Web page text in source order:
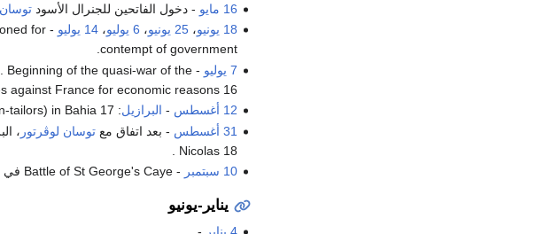
16 مايو
- دخول الفاتحين للجنرال الأسودتوسان
18 يونيو
،25 يونيو ، 6 يوليو ،14 يوليو
for
contempt of government.
7 يوليو
Beginning of the quasi-war of the
against France for economic reasons 16 .
12 أغسطس
- البرازيل: revolution of alfaiates (craftsmen-tailors) in Bahia 17 .
31 أغسطس
- بعد اتفاق معتوسان لوڤرتور ،
Nicolas 18 .
10 سبتمبر
- Battle of St George's Caye في
يناير-يونيو
4 يناير
-